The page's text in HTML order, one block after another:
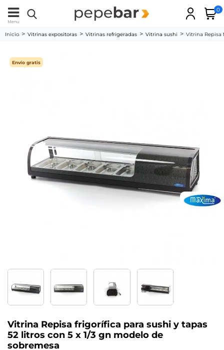
Menu
0
Inicio Vitrinas expositoras Vitrinas refrigeradas Vitrina sushi Vitrina Repisa
Envío gratis
Vitrina Repisa frigorífica para sushi y tapas
52 litros con 5 x 1/3 gn modelo de
sobremesa